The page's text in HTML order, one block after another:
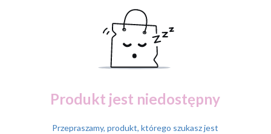
Produkt jest niedostępny
Przepraszamy, produkt, którego szukasz jest